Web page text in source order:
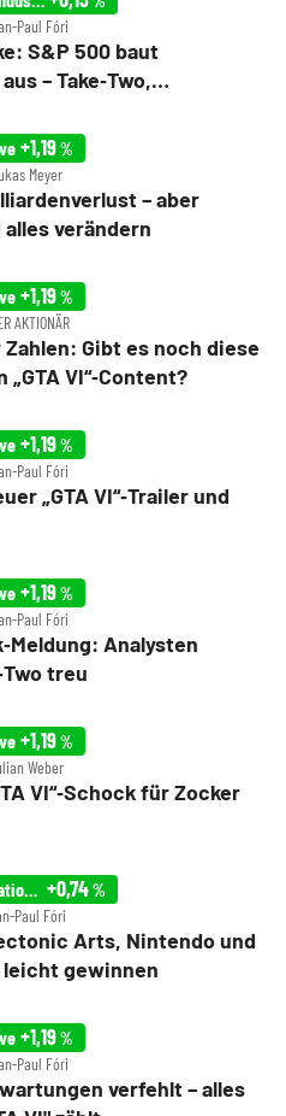
Paul Fóri
S&P 500 baut
– Take‑Two,
+1,19%
Meyer
– aber
alles verändern
+1,19%
AKTIONÄR
Zahlen: Gibt es noch diese
VI“‑Content?
+1,19%
Paul Fóri
„GTA VI“‑Trailer und
+1,19%
Paul Fóri
Analysten
treu
+1,19%
Weber
VI“‑Schock für Zocker
Logitech International +0,74%
Paul Fóri
Arts, Nintendo und
leicht gewinnen
+1,19%
Paul Fóri
verfehlt – alles